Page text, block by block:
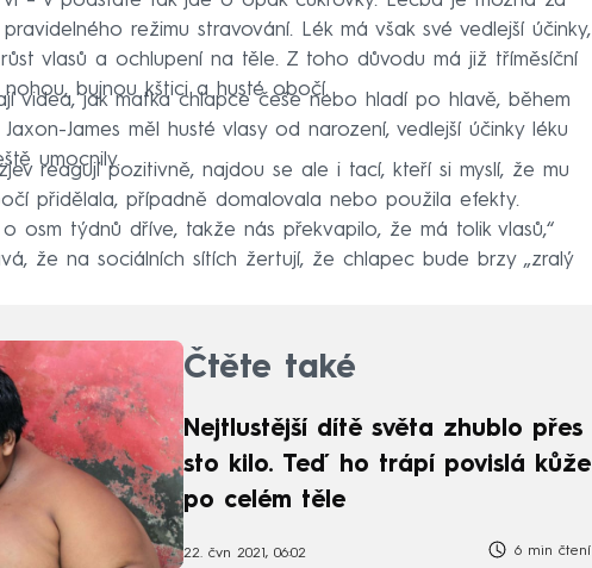
režimu stravování. Lék má však své vedlejší účinky,
vlasů a ochlupení na těle. Z toho důvodu má již tříměsíční
bujnou kštici a husté obočí.
videa, jak matka chlapce češe nebo hladí po hlavě, během
James měl husté vlasy od narození, vedlejší účinky léku
umocnily.
reagují pozitivně, najdou se ale i tací, kteří si myslí, že mu
přidělala, případně domalovala nebo použila efekty.
o osm týdnů dříve, takže nás překvapilo, že má tolik vlasů,“
že na sociálních sítích žertují, že chlapec bude brzy „zralý
Čtěte také
Nejtlustější dítě světa zhublo přes
sto kilo. Teď ho trápí povislá kůže
po celém těle
22. čvn 2021, 06:02 6 min čtení